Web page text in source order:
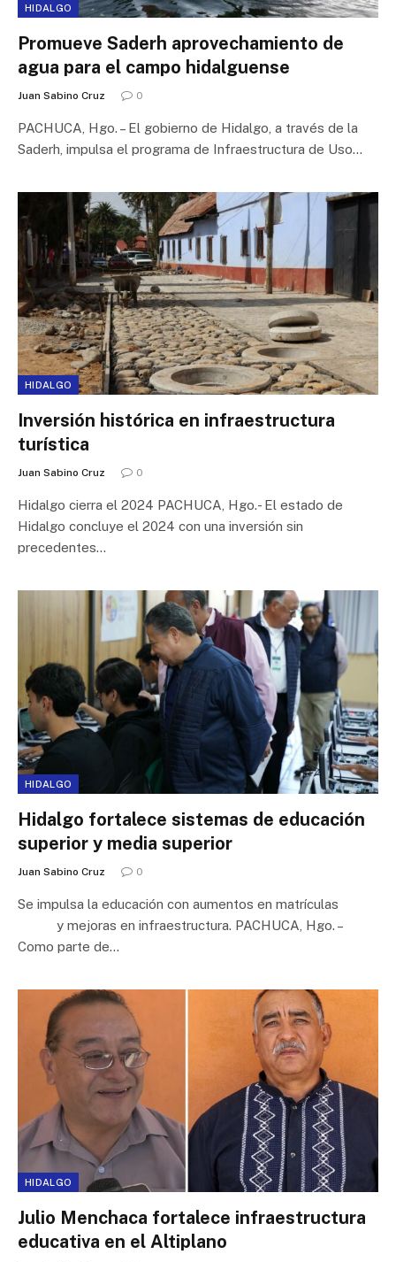
HIDALGO
Promueve Saderh aprovechamiento de
agua para el campo hidalguense
Juan Sabino Cruz 0
PACHUCA, Hgo. – El gobierno de Hidalgo, a través de la
Saderh, impulsa el programa de Infraestructura de Uso…
HIDALGO
Inversión histórica en infraestructura
turística
Juan Sabino Cruz 0
Hidalgo cierra el 2024 PACHUCA, Hgo.- El estado de
Hidalgo concluye el 2024 con una inversión sin
precedentes…
HIDALGO
Hidalgo fortalece sistemas de educación
superior y media superior
Juan Sabino Cruz 0
Se impulsa la educación con aumentos en matrículas
y mejoras en infraestructura. PACHUCA, Hgo. –
Como parte de…
HIDALGO
Julio Menchaca fortalece infraestructura
educativa en el Altiplano